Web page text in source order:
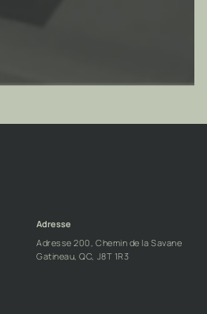
Adresse
Adresse 200, Chemin de la Savane
Gatineau, QC, J8T 1R3